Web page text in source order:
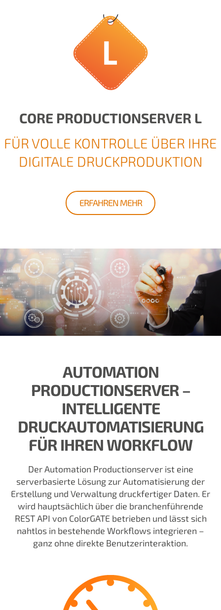
CORE PRODUCTIONSERVER L
FÜR VOLLE KONTROLLE ÜBER IHRE
DIGITALE DRUCKPRODUKTION
ERFAHREN MEHR
AUTOMATION
PRODUCTIONSERVER –
INTELLIGENTE
DRUCKAUTOMATISIERUNG
FÜR IHREN WORKFLOW
Der Automation Productionserver ist eine
serverbasierte Lösung zur Automatisierung der
Erstellung und Verwaltung druckfertiger Daten. Er
wird hauptsächlich über die branchenführende
REST API von ColorGATE betrieben und lässt sich
nahtlos in bestehende Workflows integrieren –
ganz ohne direkte Benutzerinteraktion.